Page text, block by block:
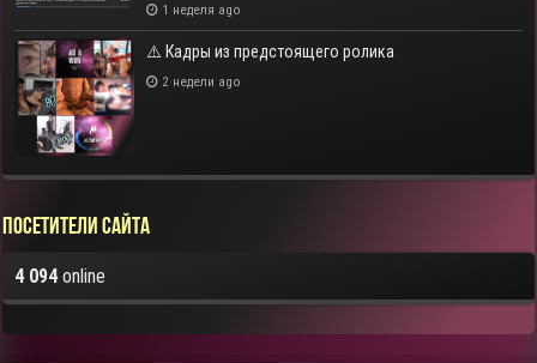
1 неделя ago
⚠️ Кадры из предстоящего ролика
2 недели ago
Посетители сайта
4 094online